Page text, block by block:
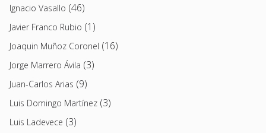
Ignacio Vasallo (46)
Javier Franco Rubio (1)
Joaquin Muñoz Coronel (16)
Jorge Marrero Ávila (3)
Juan-Carlos Arias (9)
Luis Domingo Martínez (3)
Luis Ladevece (3)